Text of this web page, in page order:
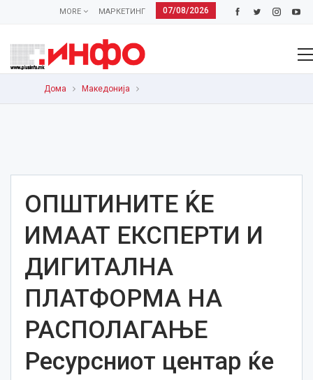
07/08/2026
МАРКЕТИНГ
MORE
Дома Македонија
ОПШТИНИТЕ ЌЕ
ИМААТ ЕКСПЕРТИ И
ДИГИТАЛНА
ПЛАТФОРМА НА
РАСПОЛАГАЊЕ
Ресурсниот центар ќе